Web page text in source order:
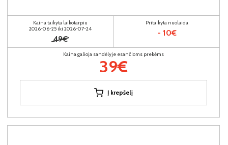
Kaina taikyta laikotarpiu
2026-06-25 iki 2026-07-24
49€
Pritaikyta nuolaida
- 10€
Kaina galioja sandėlyje esančioms prekėms
39€
Į krepšelį